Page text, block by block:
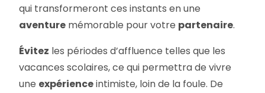
qui transformeront ces instants en une
aventure mémorable pour votre partenaire.
Évitez les périodes d’affluence telles que les
vacances scolaires, ce qui permettra de vivre
une expérienceintimiste, loin de la foule. De